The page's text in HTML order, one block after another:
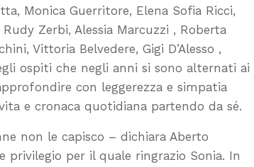
Monica Guerritore, Elena Sofia Ricci,
Zerbi, Alessia Marcuzzi , Roberta
Vittoria Belvedere, Gigi D’Alesso ,
ospiti che negli anni si sono alternati ai
con leggerezza e simpatia
e cronaca quotidiana partendo da sé.
non le capisco – dichiara Aberto
privilegio per il quale ringrazio Sonia. In